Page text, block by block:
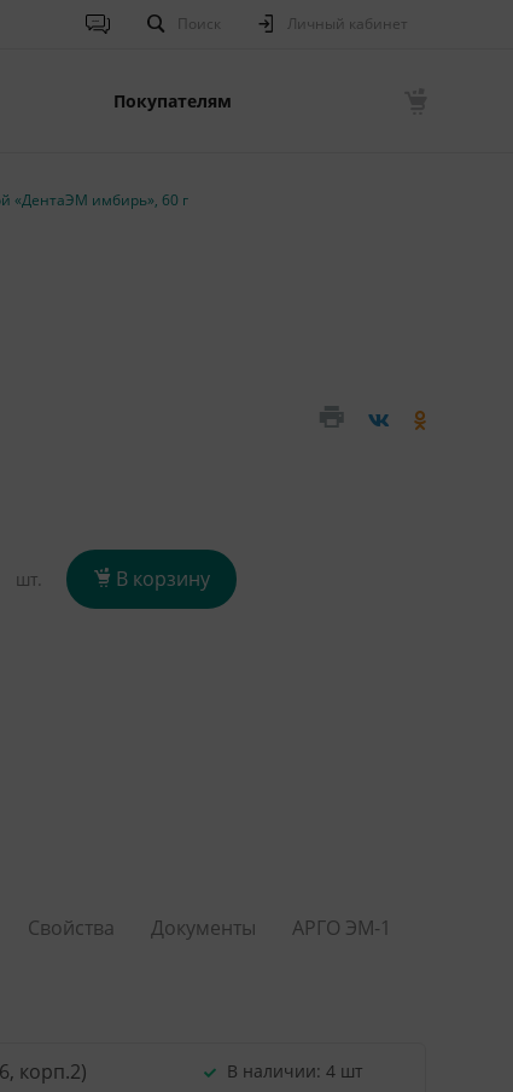
Поиск Личный кабинет
Покупателям
«ДентаЭМ имбирь», 60 г
шт. В корзину
Свойства Документы АРГО ЭМ-1
корп.2) В наличии: 4 шт